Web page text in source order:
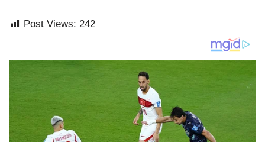
Post Views: 242